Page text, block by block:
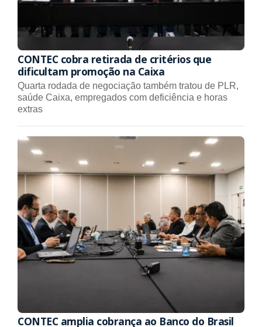
CONTEC cobra retirada de critérios que
dificultam promoção na Caixa
Quarta rodada de negociação também tratou de PLR,
saúde Caixa, empregados com deficiência e horas
extras
CONTEC amplia cobrança ao Banco do Brasil